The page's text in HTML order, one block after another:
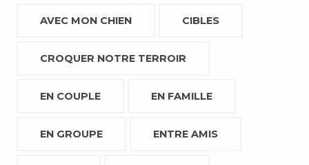
AVEC MON CHIEN CIBLES
CROQUER NOTRE TERROIR
EN COUPLE EN FAMILLE
EN GROUPE ENTRE AMIS